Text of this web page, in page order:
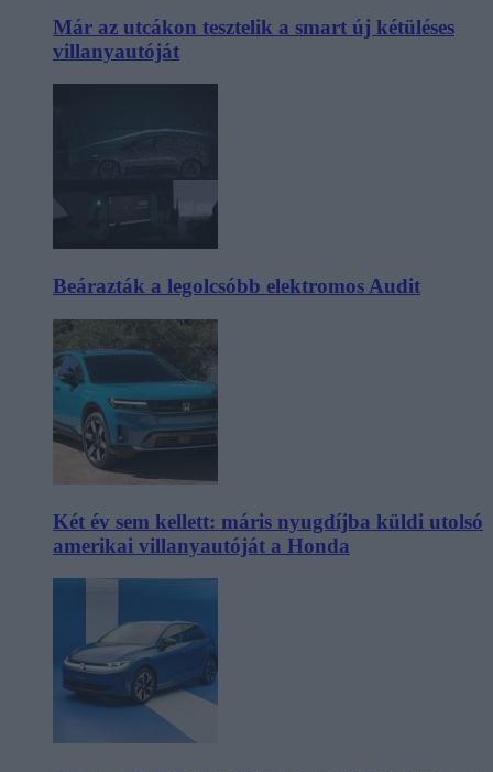
Már az utcákon tesztelik a smart új kétüléses
villanyautóját
Beárazták a legolcsóbb elektromos Audit
Két év sem kellett: máris nyugdíjba küldi utolsó
amerikai villanyautóját a Honda